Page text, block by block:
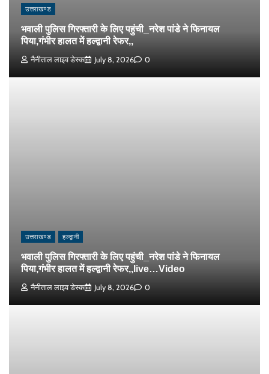
उत्तराखण्ड
भवाली पुलिस गिरफ्तारी के लिए पहुंची_नरेश पांडे ने फिनायल
पिया,गंभीर हालत में हल्द्वानी रेफर,,
नैनीताल लाइव डेस्क July 8, 2026 0
उत्तराखण्ड हल्द्वानी
भवाली पुलिस गिरफ्तारी के लिए पहुंची_नरेश पांडे ने फिनायल
पिया,गंभीर हालत में हल्द्वानी रेफर,,live…Video
नैनीताल लाइव डेस्क July 8, 2026 0